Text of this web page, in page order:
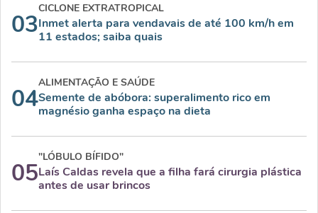
03
CICLONE EXTRATROPICAL
Inmet alerta para vendavais de até 100 km/h em
11 estados; saiba quais
04
ALIMENTAÇÃO E SAÚDE
Semente de abóbora: superalimento rico em
magnésio ganha espaço na dieta
05
"LÓBULO BÍFIDO"
Laís Caldas revela que a filha fará cirurgia plástica
antes de usar brincos